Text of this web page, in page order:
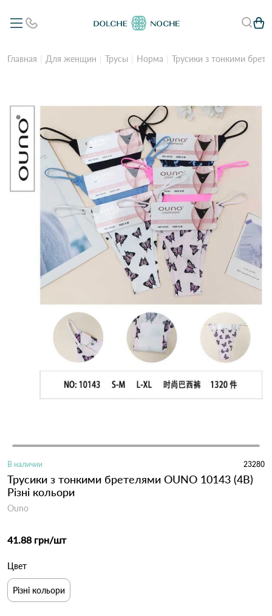
Главная Для женщин Трусы Норма Трусики з тонкими
В наличии 23280
Трусики з тонкими бретелями OUNO 10143 (4B)
Різні кольори
Ouno
41.88 грн/шт
Цвет
Різні кольори